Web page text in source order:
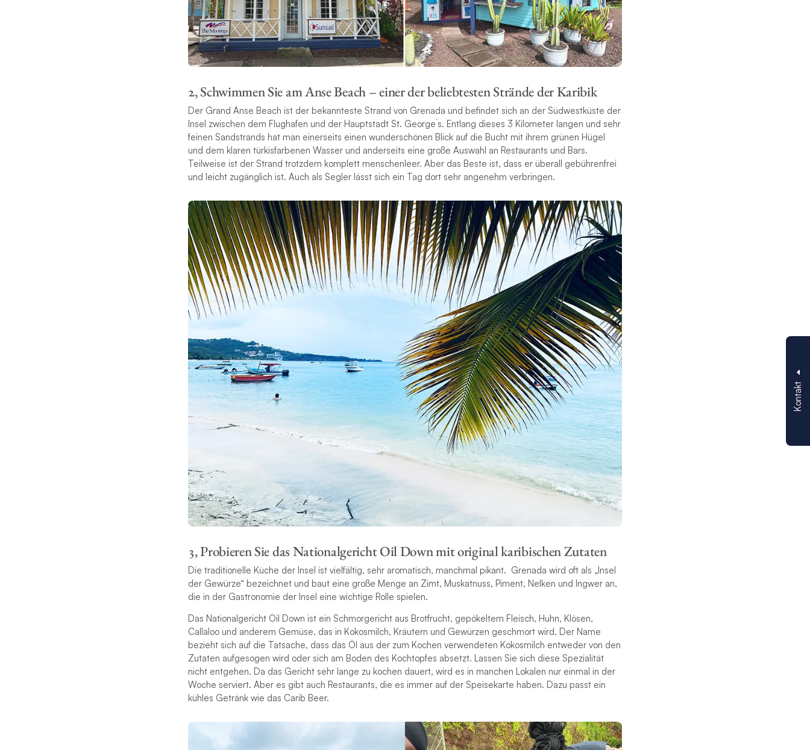
Kontakt
2, Schwimmen Sie am Anse Beach – einer der beliebtesten Strände der Karibik
Der Grand Anse Beach ist der bekannteste Strand von Grenada und befindet sich an der Südwestküste der
Insel zwischen dem Flughafen und der Hauptstadt St. George´s. Entlang dieses 3 Kilometer langen und sehr
feinen Sandstrands hat man einerseits einen wunderschönen Blick auf die Bucht mit ihrem grünen Hügel
und dem klaren türkisfarbenen Wasser und anderseits eine große Auswahl an Restaurants und Bars.
Teilweise ist der Strand trotzdem komplett menschenleer. Aber das Beste ist, dass er überall gebührenfrei
und leicht zugänglich ist. Auch als Segler lässt sich ein Tag dort sehr angenehm verbringen.
3, Probieren Sie das Nationalgericht Oil Down mit original karibischen Zutaten
Die traditionelle Küche der Insel ist vielfältig, sehr aromatisch, manchmal pikant. Grenada wird oft als „Insel
der Gewürze“ bezeichnet und baut eine große Menge an Zimt, Muskatnuss, Piment, Nelken und Ingwer an,
die in der Gastronomie der Insel eine wichtige Rolle spielen.
Das Nationalgericht Oil Down ist ein Schmorgericht aus Brotfrucht, gepökeltem Fleisch, Huhn, Klösen,
Callaloo und anderem Gemüse, das in Kokosmilch, Kräutern und Gewürzen geschmort wird. Der Name
bezieht sich auf die Tatsache, dass das Öl aus der zum Kochen verwendeten Kokosmilch entweder von den
Zutaten aufgesogen wird oder sich am Boden des Kochtopfes absetzt. Lassen Sie sich diese Spezialität
nicht entgehen. Da das Gericht sehr lange zu kochen dauert, wird es in manchen Lokalen nur einmal in der
Woche serviert. Aber es gibt auch Restaurants, die es immer auf der Speisekarte haben. Dazu passt ein
kühles Getränk wie das Carib Beer.